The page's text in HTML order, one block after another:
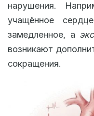
нарушения.
учащённое
замедленное, а
возникают
сокращения.